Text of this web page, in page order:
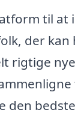
til at
der
rigtige
den